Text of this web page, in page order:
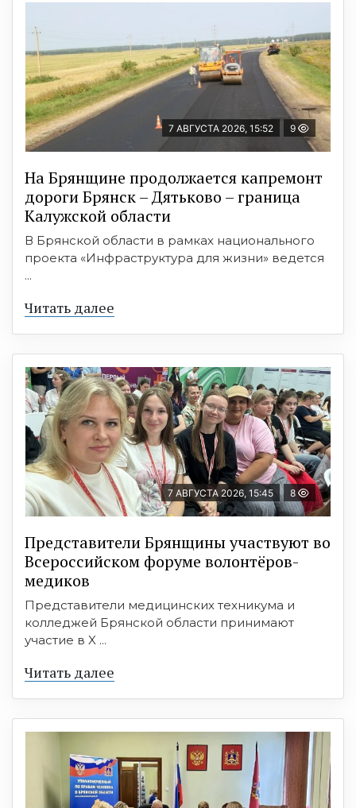
7 АВГУСТА 2026, 15:52 9
На Брянщине продолжается капремонт
дороги Брянск – Дятьково – граница
Калужской области
В Брянской области в рамках национального
проекта «Инфраструктура для жизни» ведется
...
Читать далее
7 АВГУСТА 2026, 15:45 8
Представители Брянщины участвуют во
Всероссийском форуме волонтёров-
медиков
Представители медицинских техникума и
колледжей Брянской области принимают
участие в X ...
Читать далее